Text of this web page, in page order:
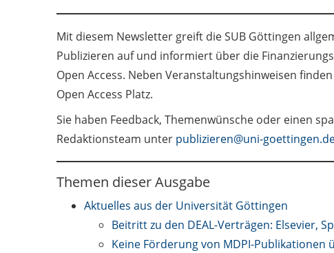
Mit diesem Newsletter greift die SUB Göttingen
Publizieren auf und informiert über die
Open Access. Neben Veranstaltungshinweisen
Open Access Platz.
Sie haben Feedback, Themenwünsche oder einen
Redaktionsteam unter publizieren@uni-
Themen dieser Ausgabe
Aktuelles aus der Universität Göttingen
Beitritt zu den DEAL-Verträgen: Elsevier,
Keine Förderung von MDPI-Publikationen